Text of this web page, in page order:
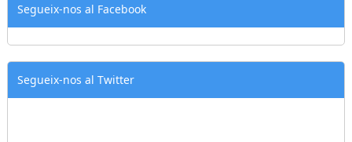
Segueix-nos al Facebook
Segueix-nos al Twitter